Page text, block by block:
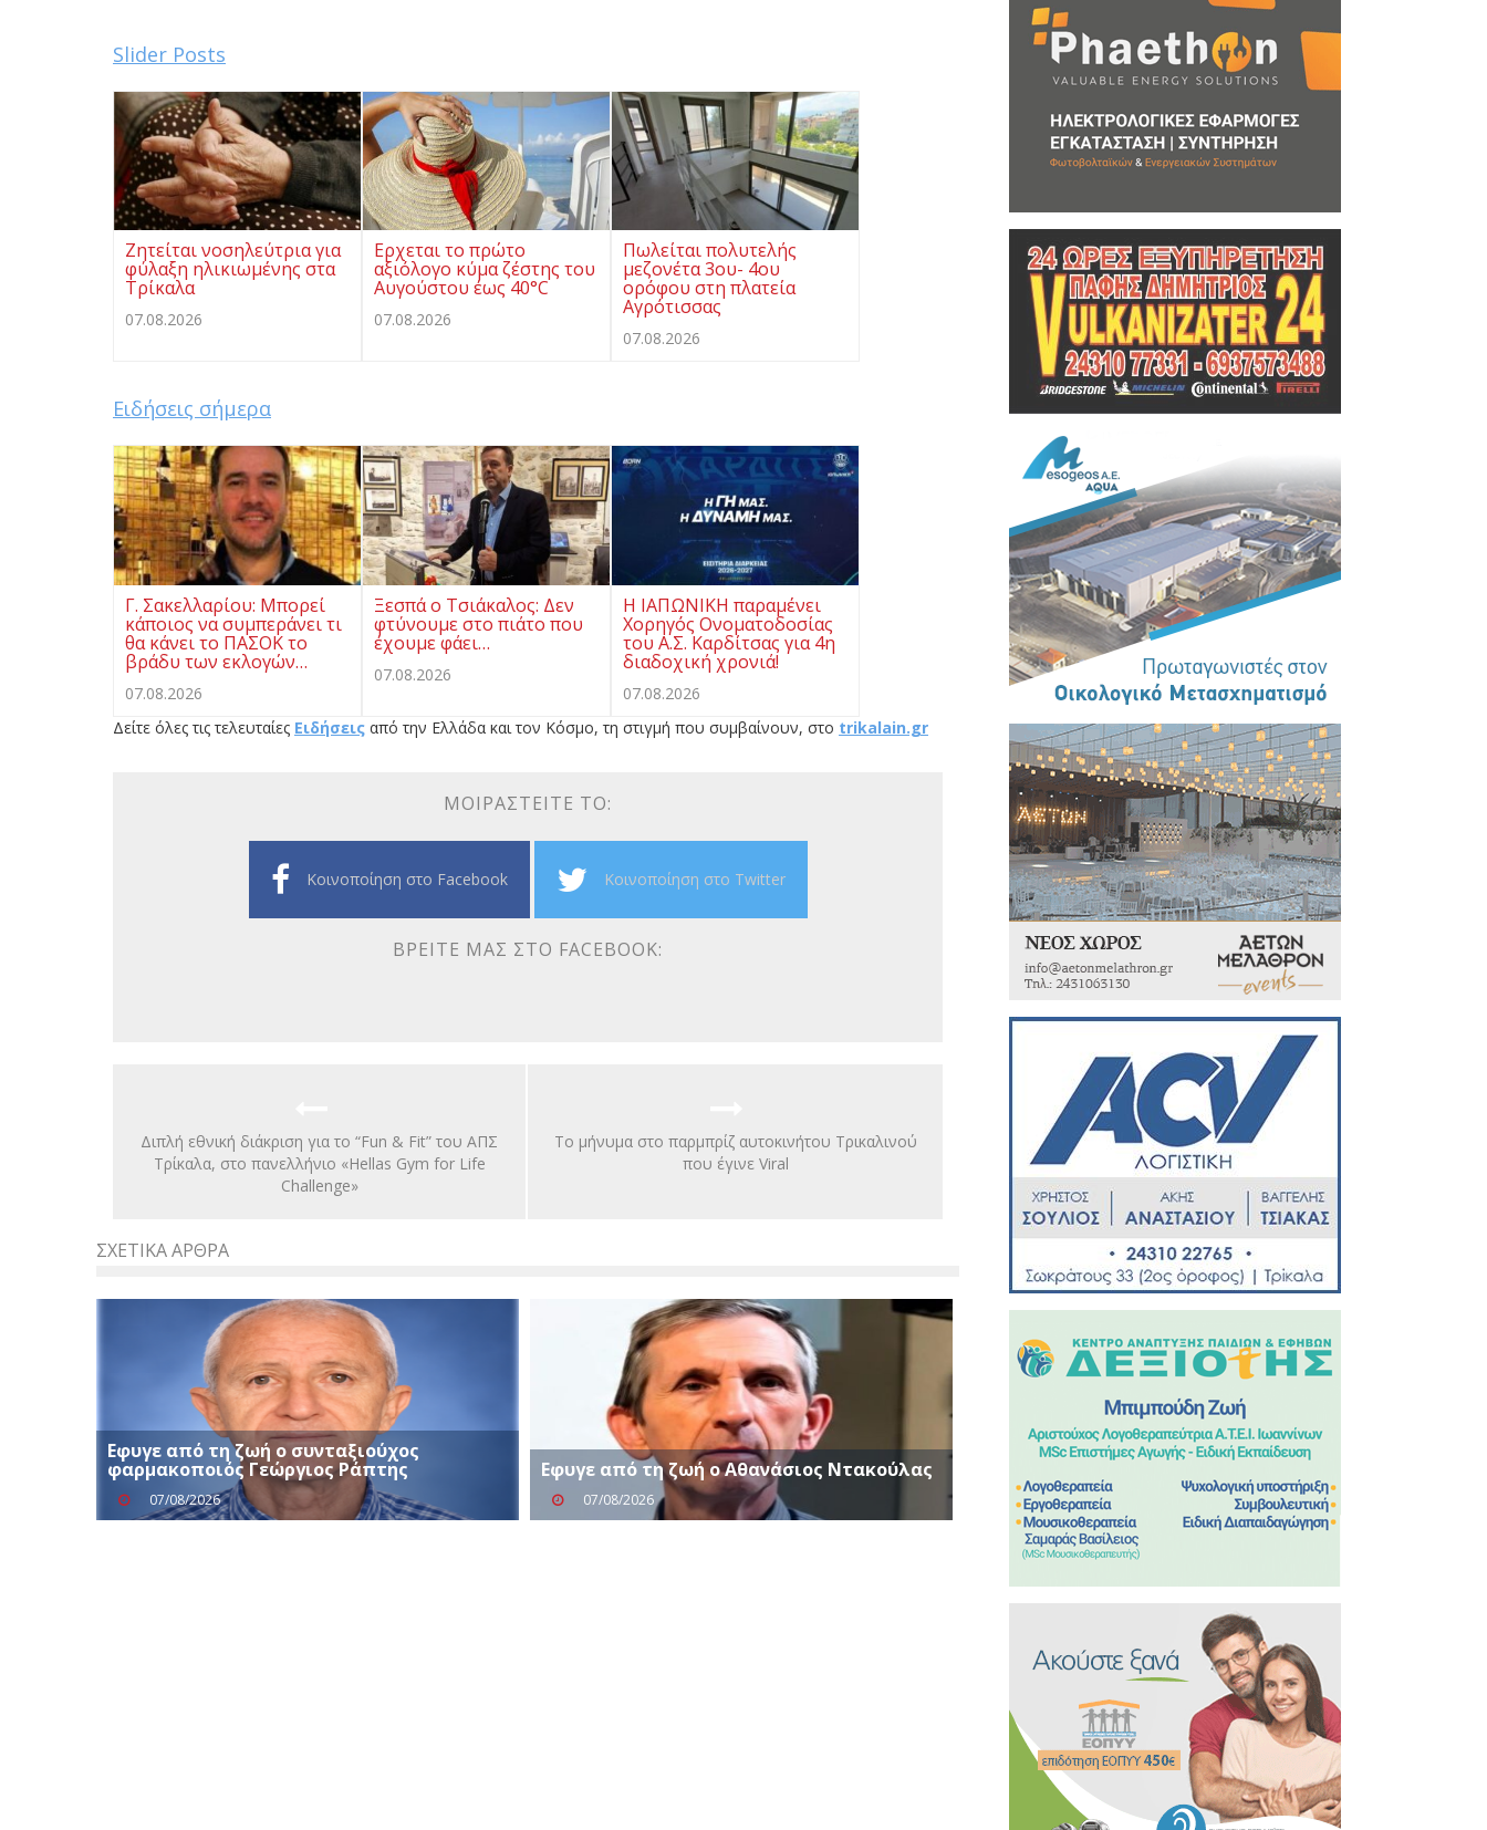
Slider Posts
Ζητείται νοσηλεύτρια για
φύλαξη ηλικιωμένης στα
Τρίκαλα
07.08.2026
Ερχεται το πρώτο
αξιόλογο κύμα ζέστης του
Αυγούστου έως 40°C
07.08.2026
Πωλείται πολυτελής
μεζονέτα 3ου- 4ου
ορόφου στη πλατεία
Αγρότισσας
07.08.2026
Ειδήσεις σήμερα
Γ. Σακελλαρίου: Μπορεί
κάποιος να συμπεράνει τι
θα κάνει το ΠΑΣΟΚ το
βράδυ των εκλογών…
07.08.2026
Ξεσπά ο Τσιάκαλος: Δεν
φτύνουμε στο πιάτο που
έχουμε φάει…
07.08.2026
Η ΙΑΠΩΝΙΚΗ παραμένει
Χορηγός Ονοματοδοσίας
του Α.Σ. Καρδίτσας για 4η
διαδοχική χρονιά!
07.08.2026
Δείτε όλες τις τελευταίες Ειδήσεις από την Ελλάδα και τον Κόσμο, τη στιγμή που συμβαίνουν, στο trikalain.gr
ΜΟΙΡΑΣΤΕΊΤΕ ΤΟ:
Κοινοποίηση στο Facebook Κοινοποίηση στο Twitter
ΒΡΕΊΤΕ ΜΑΣ ΣΤΟ FACEBOOK:
Διπλή εθνική διάκριση για το “Fun & Fit” του ΑΠΣ
Τρίκαλα, στο πανελλήνιο «Hellas Gym for Life
Challenge»
To μήνυμα στο παρμπρίζ αυτοκινήτου Τρικαλινού
που έγινε Viral
ΣΧΕΤΙΚΆ ΆΡΘΡΑ
Εφυγε από τη ζωή ο συνταξιούχος
φαρμακοποιός Γεώργιος Ράπτης
07/08/2026
Eφυγε από τη ζωή ο Αθανάσιος Ντακούλας
07/08/2026